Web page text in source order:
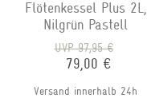
Flötenkessel Plus 2L,
Nilgrün Pastell
UVP 97,95 €
79,00 €
Versand innerhalb 24h